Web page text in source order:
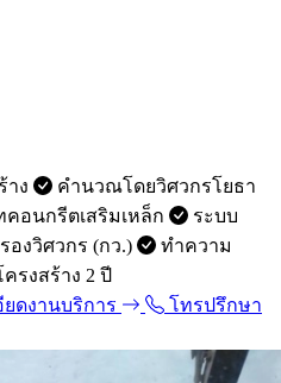
าง
คำนวณโดยวิศวกรโยธา
คอนกรีตเสริมเหล็ก
ระบบ
องวิศวกร (กว.)
ทำความ
รงสร้าง 2 ปี
ยดงานบริการ
โทรปรึกษา